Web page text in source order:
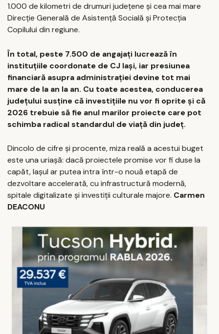
1.000 de kilometri de drumuri județene și cea mai mare
Direcție Generală de Asistență Socială și Protecția
Copilului din regiune.
În total, peste 7.500 de angajați lucrează în
instituțiile coordonate de CJ Iași, iar presiunea
financiară asupra administrației devine tot mai
mare de la an la an. Cu toate acestea, conducerea
județului susține că investițiile nu vor fi oprite și că
2026 trebuie să fie anul marilor proiecte care pot
schimba radical standardul de viață din județ.
Dincolo de cifre și procente, miza reală a acestui buget
este una uriașă: dacă proiectele promise vor fi duse la
capăt, Iașul ar putea intra într-o nouă etapă de
dezvoltare accelerată, cu infrastructură modernă,
spitale digitalizate și investiții culturale majore. Carmen
DEACONU